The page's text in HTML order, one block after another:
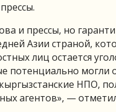
и прессы, но
Азии страной,
лиц остается
потенциально могли
НПО,
агентов», —